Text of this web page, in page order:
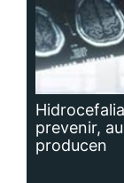
prevenir,
producen